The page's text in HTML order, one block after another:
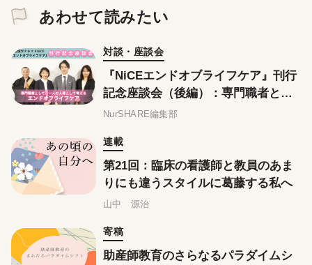
あわせて読みたい
対談・座談会
『NiCEエンドオブライフケア』刊行
記念座談会（後編）：専門職者とし
て、一人の人間として考えるエンド
NurSHARE編集部
連載
第21回：臨床の看護師と教員のあま
りにも違うスタイルに葛藤する私へ
山中 源治
寄稿
助産師教育のさらなるパラダイムシ